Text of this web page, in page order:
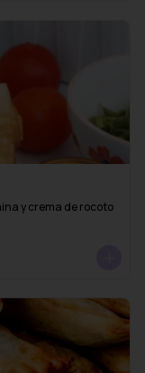
y crema de rocoto